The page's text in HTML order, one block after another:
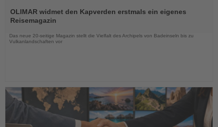
Sie
die
Nachrichten
OLIMAR widmet den Kapverden erstmals ein eigenes
Reisemagazin
Das neue 20-seitige Magazin stellt die Vielfalt des Archipels von Badeinseln bis zu
Vulkanlandschaften vor